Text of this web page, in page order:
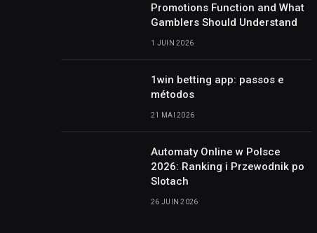
Promotions Function and What
Gamblers Should Understand
1 JUIN 2026
1win betting app: passos e
métodos
21 MAI 2026
Automaty Online w Polsce
2026: Ranking i Przewodnik po
Slotach
26 JUIN 2026